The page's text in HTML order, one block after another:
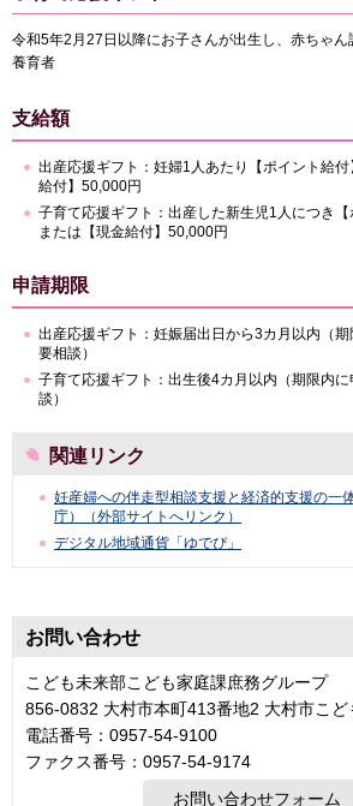
令和5年2月27日以降にお子さんが出生し、赤ちゃ
養育者
支給額
出産応援ギフト：妊婦1人あたり【ポイント給
給付】50,000円
子育て応援ギフト：出産した新生児1人につき
または【現金給付】50,000円
申請期限
出産応援ギフト：妊娠届出日から3カ月以内（
要相談）
子育て応援ギフト：出生後4カ月以内（期限内
談）
関連リンク
妊産婦への伴走型相談支援と経済的支援の一
庁）（外部サイトへリンク）
デジタル地域通貨「ゆでぴ」
お問い合わせ
こども未来部こども家庭課庶務グループ
856-0832 大村市本町413番地2 大村市こど
電話番号：0957-54-9100
ファクス番号：0957-54-9174